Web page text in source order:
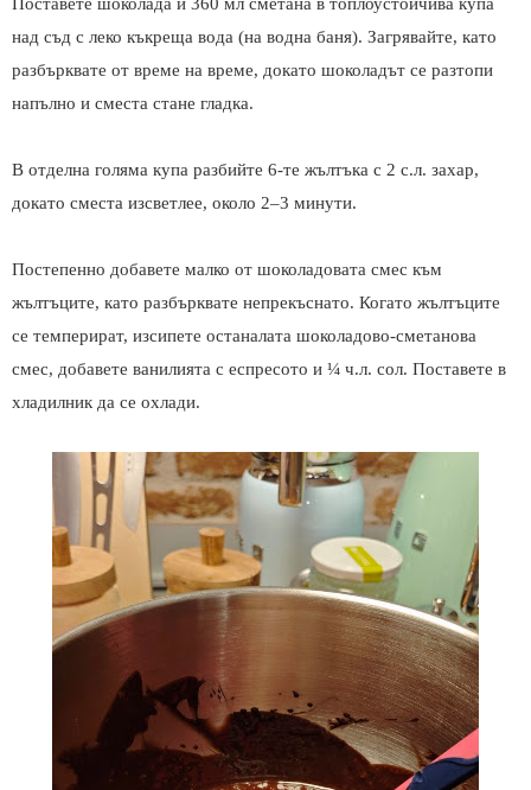
Поставете шоколада и 360 мл сметана в топлоустойчива купа
над съд с леко къкреща вода (на водна баня). Загрявайте, като
разбърквате от време на време, докато шоколадът се разтопи
напълно и сместа стане гладка.
В отделна голяма купа разбийте 6-те жълтъка с 2 с.л. захар,
докато сместа изсветлее, около 2–3 минути.
Постепенно добавете малко от шоколадовата смес към
жълтъците, като разбърквате непрекъснато. Когато жълтъците
се темперират, изсипете останалата шоколадово-сметанова
смес, добавете ванилията с еспресото и ¼ ч.л. сол. Поставете в
хладилник да се охлади.